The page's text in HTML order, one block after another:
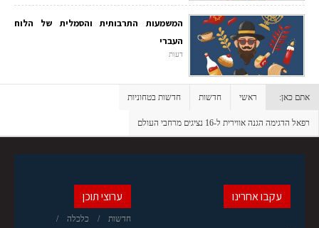
המשמעות התרבותית והסמלית של הלוח
העברי
דעות
אתם כאן: ראשי חדשות חדשות בטחוניות
רפאל הדגימה הגנה אווירית ל-16 נציגים מרחבי העולם
ערוצי תוכן
חדשות כלכלה
עקבו אחרינו